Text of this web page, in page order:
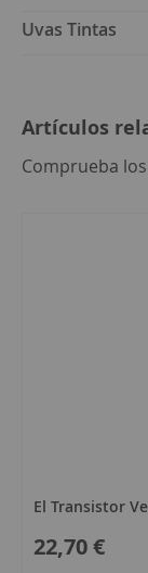
Uvas Tintas
Artículos
Comprueba
El Transistor
22,70 €